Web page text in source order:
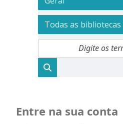
Entre na sua conta